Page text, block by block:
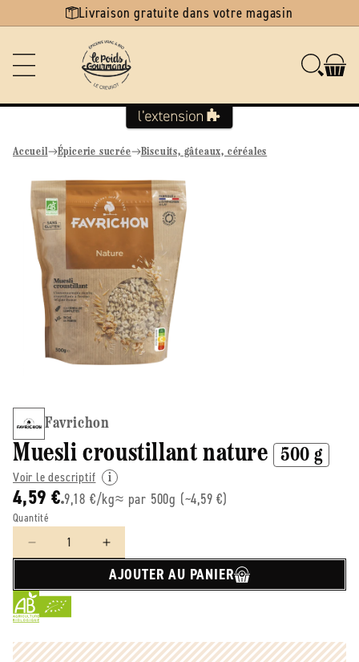
Ignorer et
passer au Livraison gratuite dans votre magasin
Accueil Épicerie sucrée Biscuits, gâteaux, céréales
informations
produits
Favrichon
Muesli croustillant nature 500 g
Voir le descriptif
4,59 € 9,18 €/kg≈ par 500g (~4,59 €)
Quantité
Réduire
de
Favrichon
-
Augmenter
la
quantité
-
AJOUTER AU PANIER